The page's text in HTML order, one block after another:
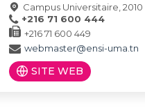
Campus Universitaire, 2010
+216 71 600 444
+216 71 600 449
webmaster@ensi-uma.tn
SITE WEB